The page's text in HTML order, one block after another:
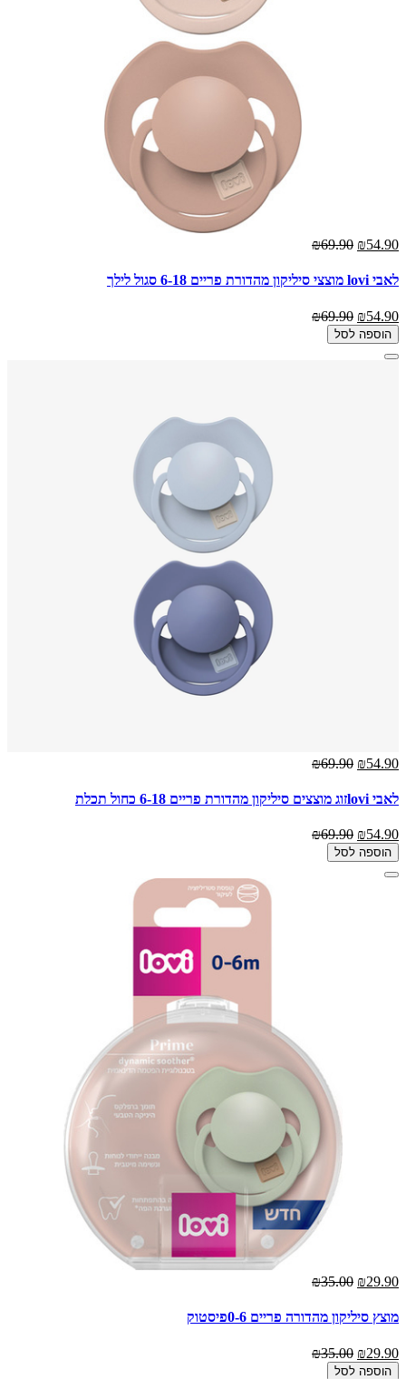
₪54.90
₪69.90
לאבי lovi מוצצי סיליקון מהדורת פריים 6-18 סגול לילך
₪54.90
₪69.90
הוספה לסל
₪54.90
₪69.90
לאבי loviזוג מוצצים סיליקון מהדורת פריים 6-18 כחול תכלת
₪54.90
₪69.90
הוספה לסל
₪29.90
₪35.00
מוצץ סיליקון מהדורה פריים 0-6פיסטוק
₪29.90
₪35.00
הוספה לסל